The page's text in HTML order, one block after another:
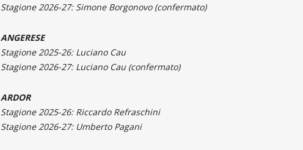
Stagione 2026-27: Simone Borgonovo (confermato)
ANGERESE
Stagione 2025-26: Luciano Cau
Stagione 2026-27: Luciano Cau (confermato)
ARDOR
Stagione 2025-26: Riccardo Refraschini
Stagione 2026-27: Umberto Pagani